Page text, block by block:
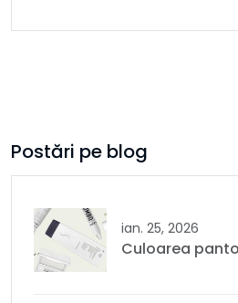
Postări pe blog
ian. 25, 2026
Culoarea